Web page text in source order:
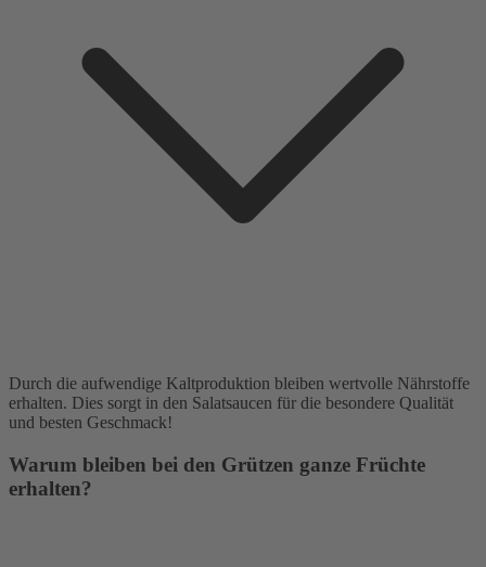
Durch die aufwendige Kaltproduktion bleiben wertvolle Nährstoffe
erhalten. Dies sorgt in den Salatsaucen für die besondere Qualität
und besten Geschmack!
Warum bleiben bei den Grützen ganze Früchte
erhalten?